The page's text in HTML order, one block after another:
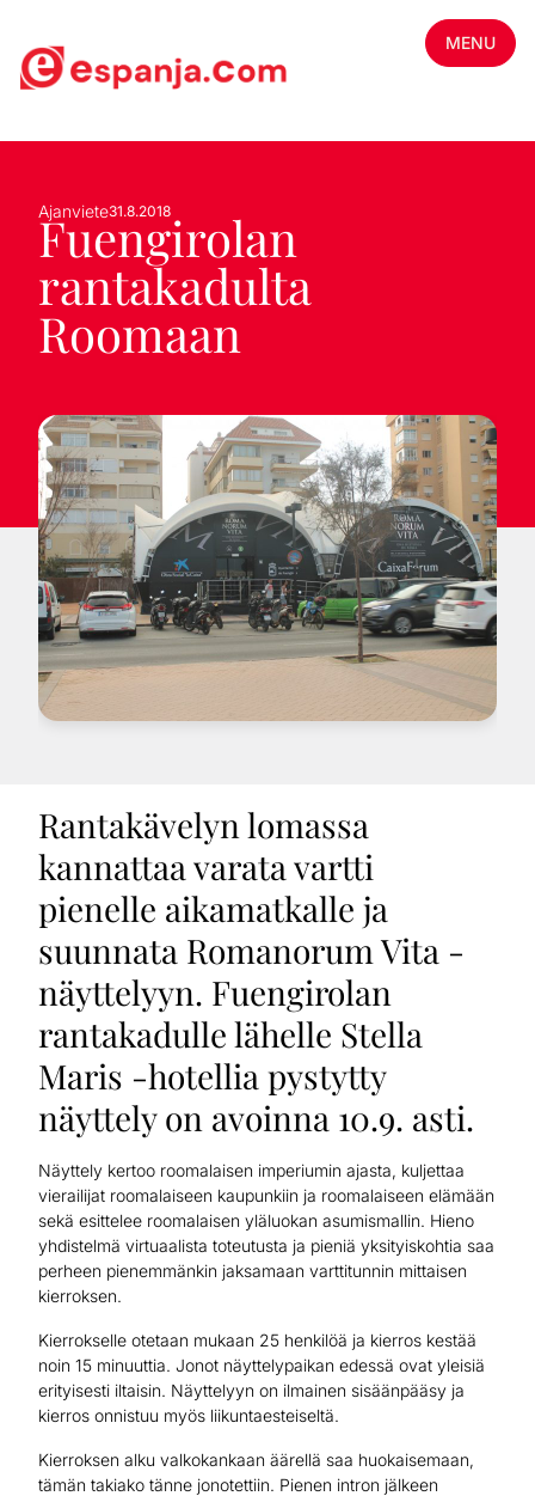
MENU
Ajanviete31.8.2018
Fuengirolan
rantakadulta
Roomaan
Rantakävelyn lomassa
kannattaa varata vartti
pienelle aikamatkalle ja
suunnata Romanorum Vita -
näyttelyyn. Fuengirolan
rantakadulle lähelle Stella
Maris -hotellia pystytty
näyttely on avoinna 10.9. asti.
Näyttely kertoo roomalaisen imperiumin ajasta, kuljettaa
vierailijat roomalaiseen kaupunkiin ja roomalaiseen elämään
sekä esittelee roomalaisen yläluokan asumismallin. Hieno
yhdistelmä virtuaalista toteutusta ja pieniä yksityiskohtia saa
perheen pienemmänkin jaksamaan varttitunnin mittaisen
kierroksen.
Kierrokselle otetaan mukaan 25 henkilöä ja kierros kestää
noin 15 minuuttia. Jonot näyttelypaikan edessä ovat yleisiä
erityisesti iltaisin. Näyttelyyn on ilmainen sisäänpääsy ja
kierros onnistuu myös liikuntaesteiseltä.
Kierroksen alku valkokankaan äärellä saa huokaisemaan,
tämän takiako tänne jonotettiin. Pienen intron jälkeen